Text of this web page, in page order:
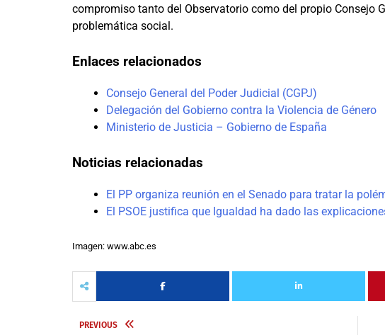
compromiso tanto del Observatorio como del propio Consejo
problemática social.
Enlaces relacionados
Consejo General del Poder Judicial (CGPJ)
Delegación del Gobierno contra la Violencia de Género
Ministerio de Justicia – Gobierno de España
Noticias relacionadas
El PP organiza reunión en el Senado para tratar la
El PSOE justifica que Igualdad ha dado las
Imagen: www.abc.es
PREVIOUS